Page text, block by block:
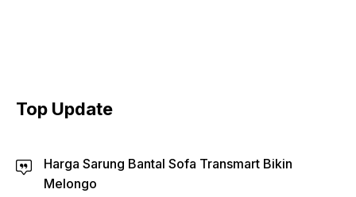
Top Update
Harga Sarung Bantal Sofa Transmart Bikin
Melongo